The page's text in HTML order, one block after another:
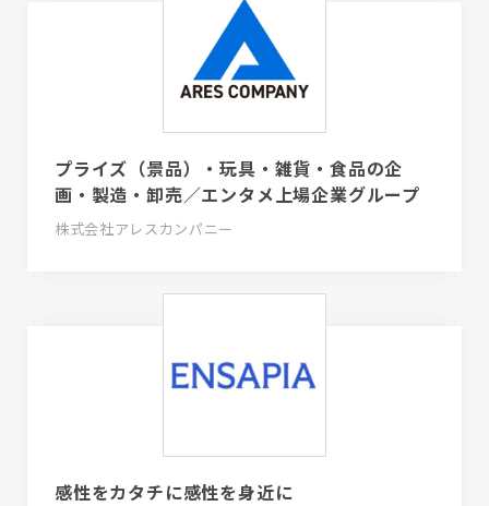
プライズ（景品）・玩具・雑貨・食品の企
画・製造・卸売／エンタメ上場企業グループ
株式会社アレスカンパニー
感性をカタチに感性を身近に